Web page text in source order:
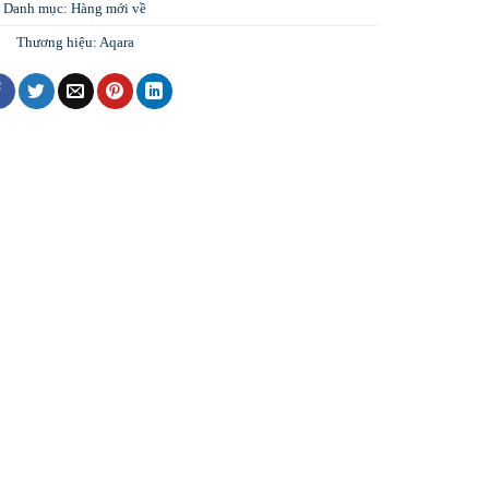
Danh mục: Hàng mới về
Thương hiệu: Aqara